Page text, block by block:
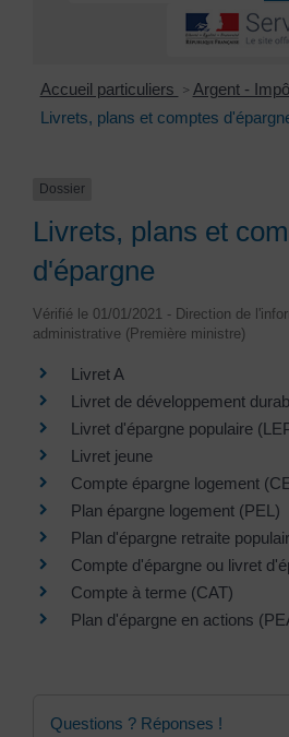
Accueil particuliers > Argent -
Livrets, plans et comptes
Dossier
Livrets, plans et
d'épargne
Vérifié le 01/01/2021 - Direction de
administrative (Première ministre)
Livret A
Livret de développement
Livret d'épargne populaire
Livret jeune
Compte épargne logement
Plan épargne logement (PEL)
Plan d'épargne retraite
Compte d'épargne ou livret
Compte à terme (CAT)
Plan d'épargne en actions
Questions ? Réponses !